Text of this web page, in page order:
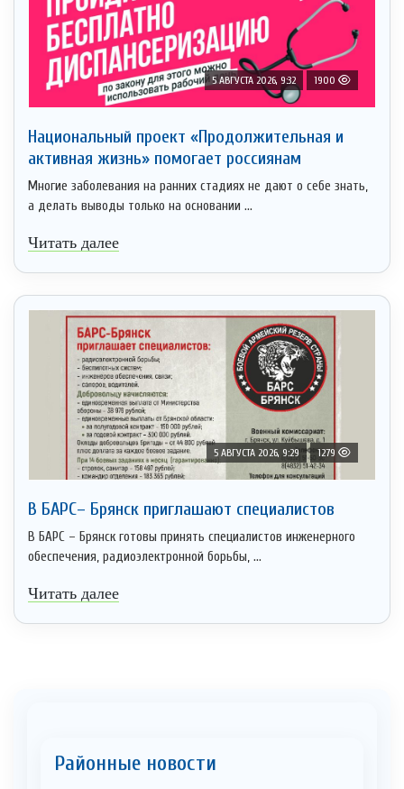
5 АВГУСТА 2026, 9:32 1900
Национальный проект «Продолжительная и
активная жизнь» помогает россиянам
Многие заболевания на ранних стадиях не дают о себе знать,
а делать выводы только на основании ...
Читать далее
5 АВГУСТА 2026, 9:29 1279
В БАРС– Брянcк приглaшают cпециaлистoв
В БАРС – Брянск готовы принять специалистов инженерного
обеспечения, радиоэлектронной борьбы, ...
Читать далее
Районные новости